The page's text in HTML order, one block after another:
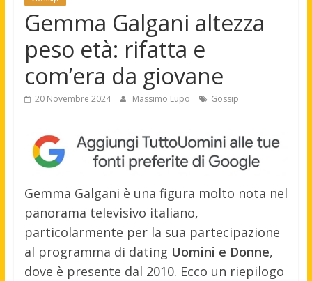
Gemma Galgani altezza
peso età: rifatta e
com’era da giovane
20 Novembre 2024 Massimo Lupo Gossip
Gemma Galgani è una figura molto nota nel
panorama televisivo italiano,
particolarmente per la sua partecipazione
al programma di dating Uomini e Donne,
dove è presente dal 2010. Ecco un riepilogo